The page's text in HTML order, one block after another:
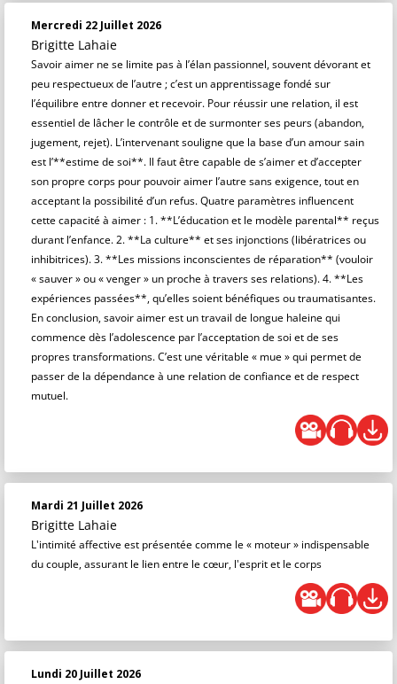
Mercredi 22 Juillet 2026
Brigitte Lahaie
Savoir aimer ne se limite pas à l’élan passionnel, souvent dévorant et
peu respectueux de l’autre ; c’est un apprentissage fondé sur
l’équilibre entre donner et recevoir. Pour réussir une relation, il est
essentiel de lâcher le contrôle et de surmonter ses peurs (abandon,
jugement, rejet). L’intervenant souligne que la base d’un amour sain
est l’**estime de soi**. Il faut être capable de s’aimer et d’accepter
son propre corps pour pouvoir aimer l’autre sans exigence, tout en
acceptant la possibilité d’un refus. Quatre paramètres influencent
cette capacité à aimer : 1. **L’éducation et le modèle parental** reçus
durant l’enfance. 2. **La culture** et ses injonctions (libératrices ou
inhibitrices). 3. **Les missions inconscientes de réparation** (vouloir
« sauver » ou « venger » un proche à travers ses relations). 4. **Les
expériences passées**, qu’elles soient bénéfiques ou traumatisantes.
En conclusion, savoir aimer est un travail de longue haleine qui
commence dès l’adolescence par l’acceptation de soi et de ses
propres transformations. C’est une véritable « mue » qui permet de
passer de la dépendance à une relation de confiance et de respect
mutuel.
Mardi 21 Juillet 2026
Brigitte Lahaie
L'intimité affective est présentée comme le « moteur » indispensable
du couple, assurant le lien entre le cœur, l'esprit et le corps
Lundi 20 Juillet 2026